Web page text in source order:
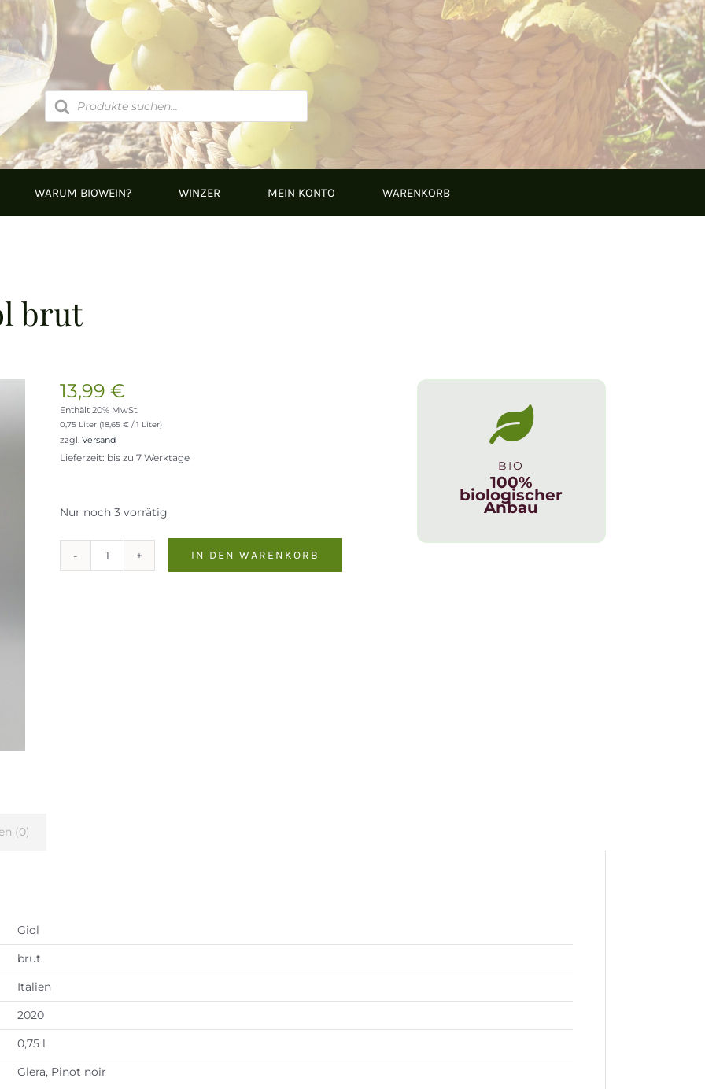
Products
search
WARUM BIOWEIN? WINZER MEIN KONTO WARENKORB
brut
13,99 €
Enthält 20% MwSt.
0,75 Liter (18,65 €/ 1 Liter)
zzgl. Versand
Lieferzeit: bis zu 7 Werktage
Nur noch 3 vorrätig
Prosecco
IN DEN WARENKORB
BIO
100%
biologischer
Anbau
(0)
Giol
brut
Italien
2020
0,75 l
Glera, Pinot noir